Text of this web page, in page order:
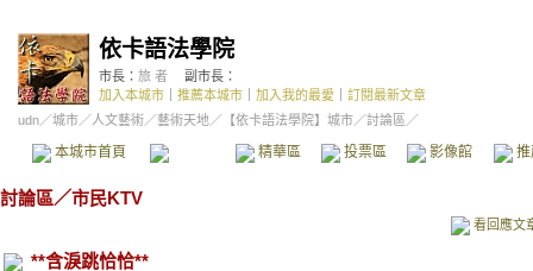
依卡語法學院
市長： 旅 者
副市長：
加入本城市
推薦本城市 加入我的最愛
訂閱最新文章
udn／城市／人文藝術／藝術天地／ 【依卡語法學院】城市／討論區／
本城市首頁 精華區 投票區 影像館
討論區／市民KTV
看回應文
**含淚跳恰恰**